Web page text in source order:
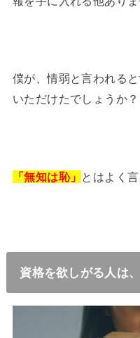
僕が、情弱と言われる
いただけたでしょうか？
「無知は恥」 とはよく
資格を欲しがる人は